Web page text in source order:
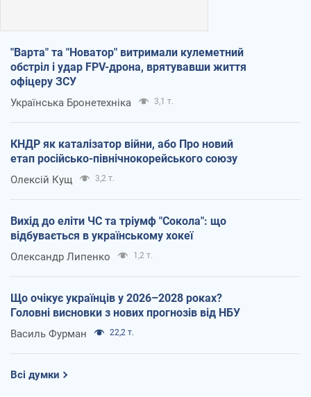
"Варта" та "Новатор" витримали кулеметний
обстріл і удар FPV-дрона, врятувавши життя
офіцеру ЗСУ
Українська Бронетехніка 3,1 т.
КНДР як каталізатор війни, або Про новий
етап російсько-північнокорейського союзу
Олексій Кущ 3,2 т.
Вихід до еліти ЧС та тріумф "Сокола": що
відбувається в українському хокеї
Олександр Липенко 1,2 т.
Що очікує українців у 2026–2028 роках?
Головні висновки з нових прогнозів від НБУ
Василь Фурман 22,2 т.
Всі думки